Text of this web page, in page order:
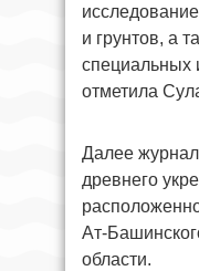
и грунтов, а
отметила
Далее
древнего
Ат-
области.